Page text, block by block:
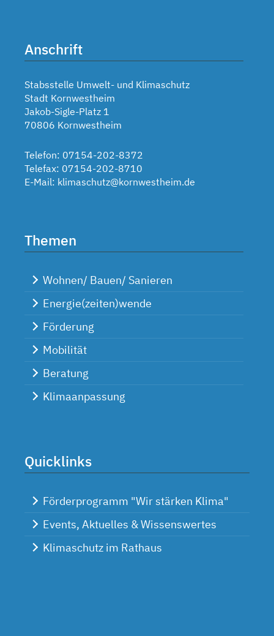
Anschrift
Stabsstelle Umwelt- und Klimaschutz
Stadt Kornwestheim
Jakob-Sigle-Platz 1
70806 Kornwestheim
Telefon: 07154-202-8372
Telefax: 07154-202-8710
E-Mail: klimaschutz@kornwestheim.de
Themen
Wohnen/ Bauen/ Sanieren
Energie(zeiten)wende
Förderung
Mobilität
Beratung
Klimaanpassung
Quicklinks
Förderprogramm "Wir stärken Klima"
Events, Aktuelles & Wissenswertes
Klimaschutz im Rathaus